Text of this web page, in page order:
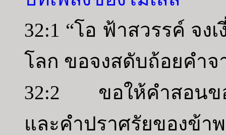
32:1 “โอ ฟ้าสวรรค์ จง
โลก ขอจงสดับถ้อยคำจ
32:2 ขอให้คำสอนขอ
และคำปราศรัยของข้า